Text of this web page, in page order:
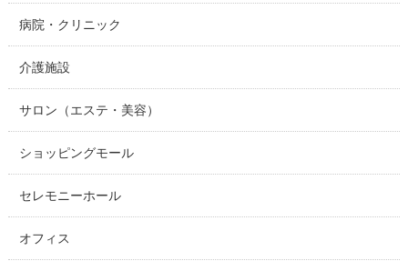
病院・クリニック
介護施設
サロン（エステ・美容）
ショッピングモール
セレモニーホール
オフィス